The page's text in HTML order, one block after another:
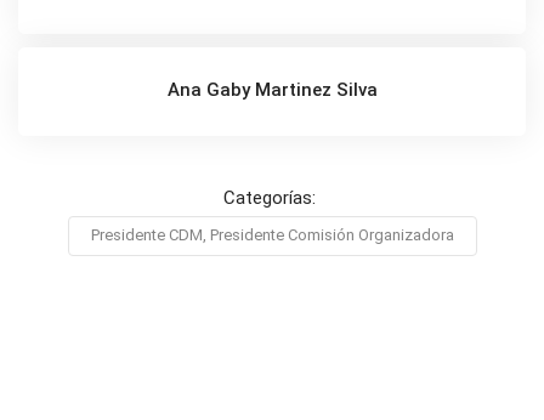
Ana Gaby Martinez Silva
Categorías:
Presidente CDM, Presidente Comisión Organizadora